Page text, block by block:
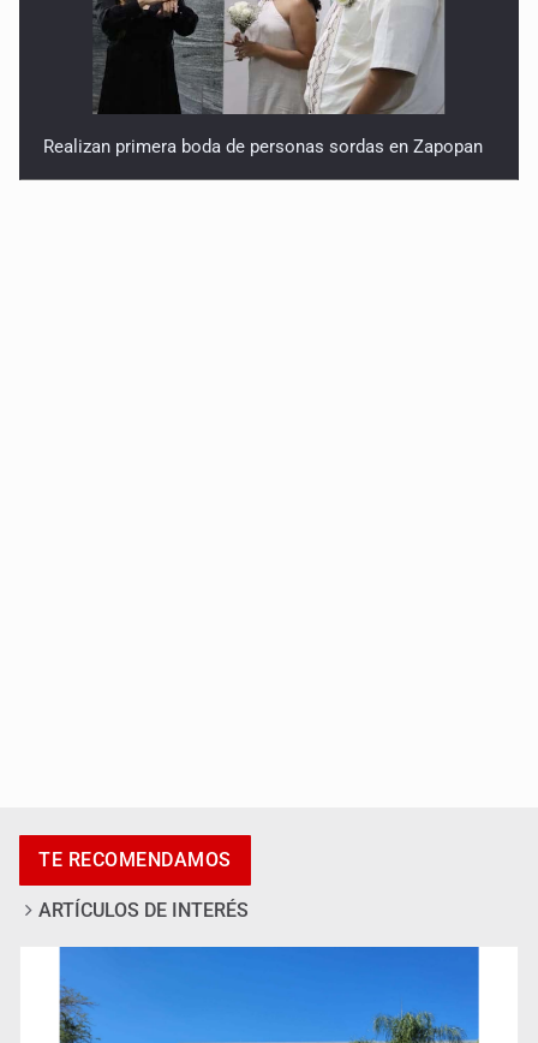
Realizan primera boda de personas sordas en Zapopan
TE RECOMENDAMOS
ARTÍCULOS DE INTERÉS